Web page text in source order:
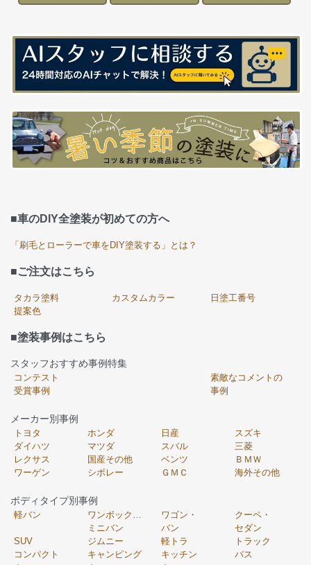
■車のDIY全塗装が初めての方へ
「刷毛とローラーで車をDIY塗装する」とは？
■ご注文はこちら
タカラ塗料
提案色
カスタムカラー 日塗工番号
■塗装事例はこちら
スタッフおすすめ事例特集
コンテスト
受賞事例
素敵なコメントの
事例
メーカー別事例
トヨタ ホンダ 日産
スズキ
ダイハツ
マツダ スバル
三菱
レクサス
国産その他 ベンツ
ＢＭＷ
ワーゲン
シボレー ＧＭＣ 海外その他
ボディタイプ別事例
軽バン
ワンボックス・
ミニバン
ワゴン・
バン
クーペ・
セダン
SUV
ジムニー 軽トラ
トラック
コンパクト
キャンピング
キッチン
バス